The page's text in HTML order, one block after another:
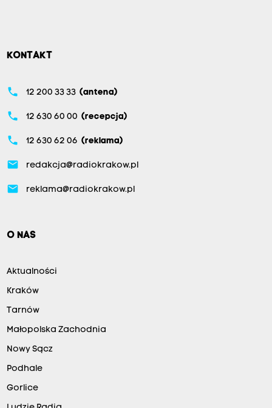
KONTAKT
phone 12 200 33 33 (antena)
phone 12 630 60 00 (recepcja)
phone 12 630 62 06 (reklama)
email redakcja@radiokrakow.pl
email reklama@radiokrakow.pl
O NAS
Aktualności
Kraków
Tarnów
Małopolska Zachodnia
Nowy Sącz
Podhale
Gorlice